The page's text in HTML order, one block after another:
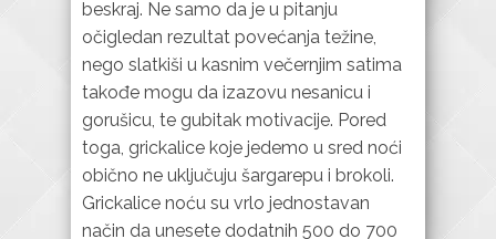
beskraj. Ne samo da je u pitanju
očigledan rezultat povećanja težine,
nego slatkiši u kasnim večernjim satima
takođe mogu da izazovu nesanicu i
gorušicu, te gubitak motivacije. Pored
toga, grickalice koje jedemo u sred noći
obično ne uključuju šargarepu i brokoli.
Grickalice noću su vrlo jednostavan
način da unesete dodatnih 500 do 700